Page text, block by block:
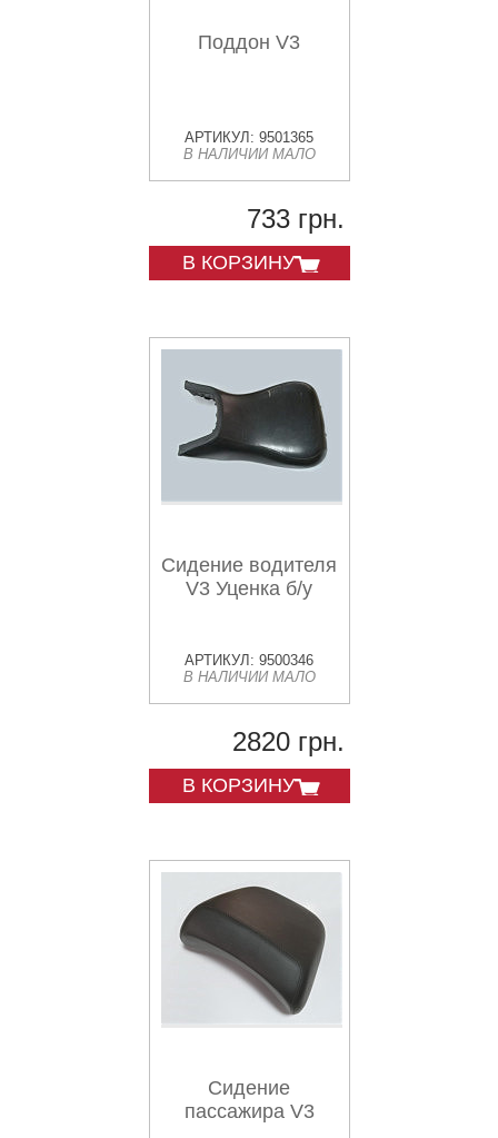
Поддон V3
АРТИКУЛ: 9501365
В НАЛИЧИИ МАЛО
733 грн.
В КОРЗИНУ
Сидение водителя
V3 Уценка б/у
АРТИКУЛ: 9500346
В НАЛИЧИИ МАЛО
2820 грн.
В КОРЗИНУ
Сидение
пассажира V3